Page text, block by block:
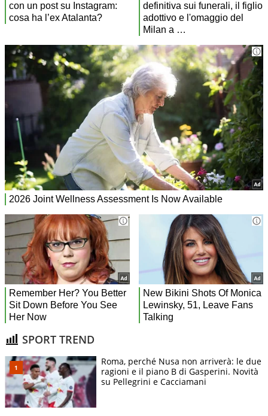
SPORT TREND
Roma, perché Nusa non arriverà: le due
ragioni e il piano B di Gasperini. Novità
su Pellegrini e Cacciamani